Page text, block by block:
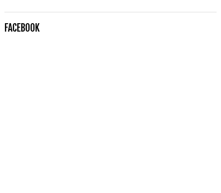
FACEBOOK